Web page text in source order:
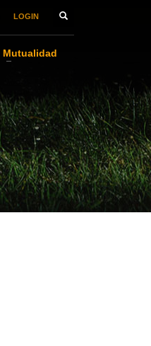
LOGIN
Mutualidad